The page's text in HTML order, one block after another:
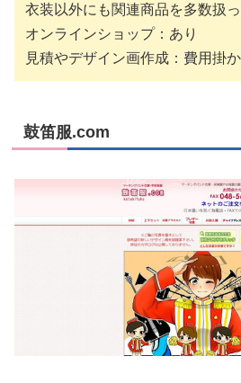
衣装以外にも関連商品を多数扱
オンラインショップ：あり
見積やデザイン画作成：費用掛
鼓笛服.com